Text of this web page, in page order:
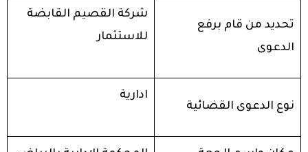
تحديد من قام برفع
الدعوى
شركة القصيم القابضة
للاستثمار
نوع الدعوى القضائية
ادارية